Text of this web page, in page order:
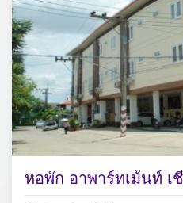
หอพัก อาพาร์ทเม้นท์ เ